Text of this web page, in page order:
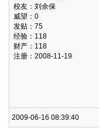
校友：刘余保
威望：0
发贴：75
经验：118
财产：118
注册：2008-11-19
2009-06-16 08:39:40